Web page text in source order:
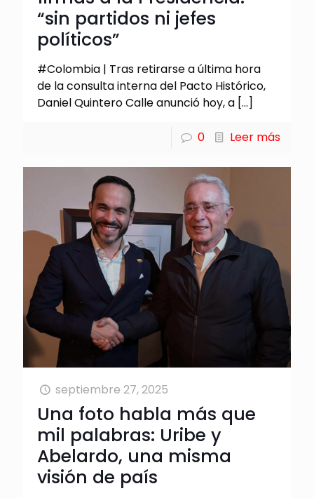
“sin partidos ni jefes
políticos”
#Colombia | Tras retirarse a última hora
de la consulta interna del Pacto Histórico,
Daniel Quintero Calle anunció hoy, a […]
0 Leer más
septiembre 27, 2025
Una foto habla más que
mil palabras: Uribe y
Abelardo, una misma
visión de país